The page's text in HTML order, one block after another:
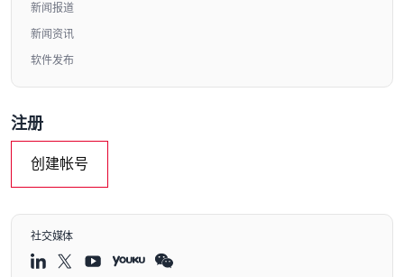
新闻报道
新闻资讯
软件发布
注册
创建帐号
社交媒体